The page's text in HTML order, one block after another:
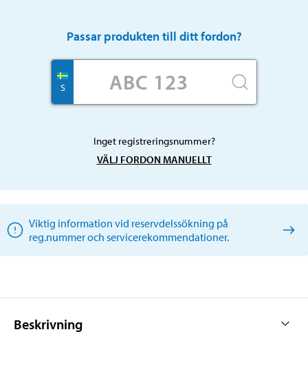
Passar produkten till ditt fordon?
S
Inget registreringsnummer?
VÄLJ FORDON MANUELLT
Viktig information vid reservdelssökning på
reg.nummer och servicerekommendationer.
Beskrivning